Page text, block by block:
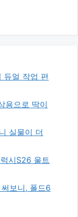
듀얼 작업 편
용으로 딱이
실물이 더
시S26 울트
보니, 폴드6